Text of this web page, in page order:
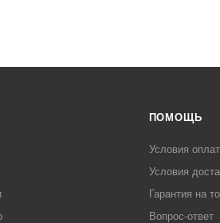
ПОМОЩЬ
Условия
Условия
Гарантия на
Вопрос-ответ